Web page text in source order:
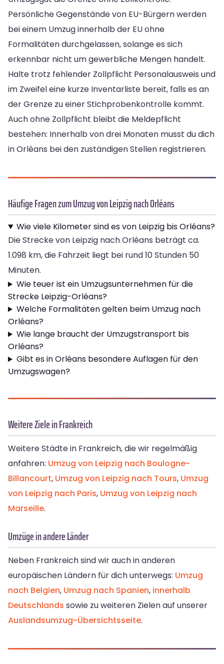
Persönliche Gegenstände von EU-Bürgern werden
bei einem Umzug innerhalb der EU ohne
Formalitäten durchgelassen, solange es sich
erkennbar nicht um gewerbliche Mengen handelt.
Halte trotz fehlender Zollpflicht Personalausweis und
im Zweifel eine kurze Inventarliste bereit, falls es an
der Grenze zu einer Stichprobenkontrolle kommt.
Auch ohne Zollpflicht bleibt die Meldepflicht
bestehen: Innerhalb von drei Monaten musst du dich
in Orléans bei den zuständigen Stellen registrieren.
Häufige Fragen zum Umzug von Leipzig nach Orléans
Wie viele Kilometer sind es von Leipzig bis Orléans?
Die Strecke von Leipzig nach Orléans beträgt ca.
1.098 km, die Fahrzeit liegt bei rund 10 Stunden 50
Minuten.
Wie teuer ist ein Umzugsunternehmen für die
Strecke Leipzig-Orléans?
Welche Formalitäten gelten beim Umzug nach
Orléans?
Wie lange braucht der Umzugstransport bis
Orléans?
Gibt es in Orléans besondere Auflagen für den
Umzugswagen?
Weitere Ziele in Frankreich
Weitere Städte in Frankreich, die wir regelmäßig
anfahren: Umzug von Leipzig nach Boulogne-
Billancourt, Umzug von Leipzig nach Tours, Umzug
von Leipzig nach Paris, Umzug von Leipzig nach
Marseille.
Umzüge in andere Länder
Neben Frankreich sind wir auch in anderen
europäischen Ländern für dich unterwegs: Umzug
nach Belgien, Umzug nach Spanien, innerhalb
Deutschlands sowie zu weiteren Zielen auf unserer
Auslandsumzug-Übersichtsseite.